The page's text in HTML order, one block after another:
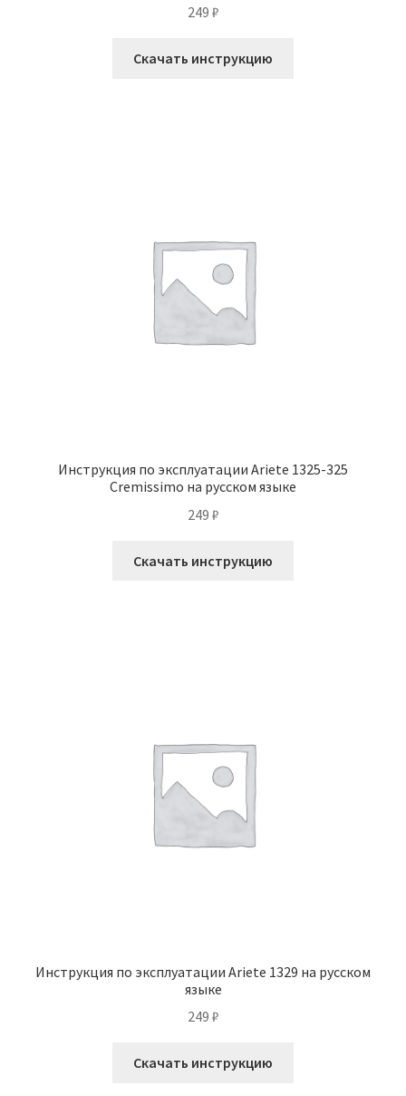
249 ₽
Скачать инструкцию
Инструкция по эксплуатации Ariete 1325-325
Cremissimo на русском языке
249 ₽
Скачать инструкцию
Инструкция по эксплуатации Ariete 1329 на русском
языке
249 ₽
Скачать инструкцию